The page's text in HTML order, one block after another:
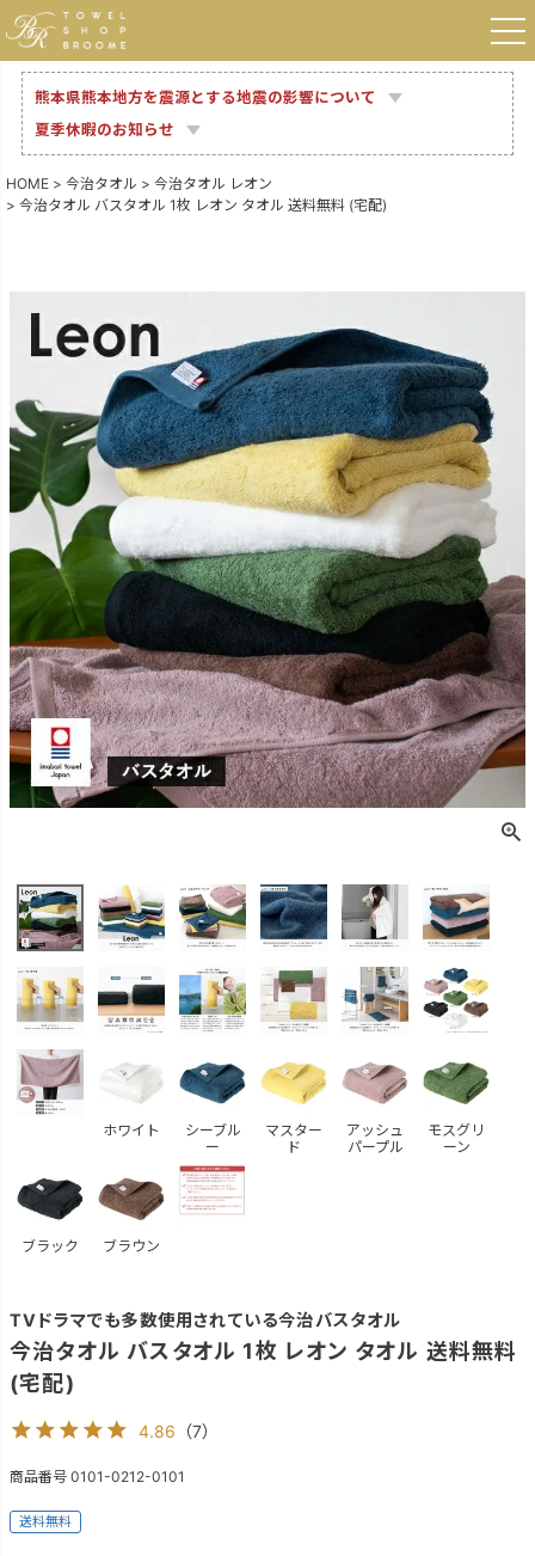
熊本県熊本地方を震源とする地震の影響について
夏季休暇のお知らせ
HOME 今治タオル
今治タオル レオン
今治タオル バスタオル 1枚 レオン タオル 送料無料 (宅配)
ホワイト
シーブル
ー
マスター
ド
アッシュ
パープル
モスグリ
ーン
ブラック ブラウン
TVドラマでも多数使用されている今治バスタオル
今治タオル バスタオル 1枚 レオン タオル 送料無料
(宅配)
4.86 （7）
商品番号 0101-0212-0101
送料無料